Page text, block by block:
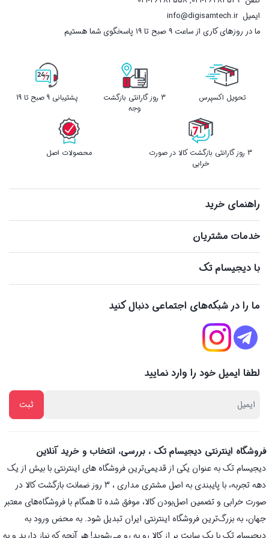
ایمیلinfo@digisamtech.ir
ما در روزهای کاری از ساعت ۹ صبح تا ۱۹ پاسخگوی شما هستیم
تحویل اکسپرس
3 روز گارانتی بازگشت
وجه
پشتیبانی 9 صبح تا 19
3 روز گارانتی بازگشت کالا در صورت
خرابی
محصولات اصل
راهنمای خرید
خدمات مشتریان
با دیجیسام تک
ما را در شبکه‌های اجتماعی دنبال کنید
لطفا ایمیل خود را وارد نمایید
فروشگاه اینترنتی دیجیسام تک ، بررسی، انتخاب و خرید آنلاین
دیجیسام تک به عنوان یکی از قدیمی‌ترین فروشگاه های اینترنتی با بیش از یک
دهه تجربه، با پایبندی به اصل مشتری مداری ، 3 روز ضمانت بازگشت کالا در
صورت خرابی و تضمین اصل‌بودن کالا، موفق شده تا همگام با فروشگاه‌های معتبر
جهان، به بزرگ‌ترین فروشگاه اینترنتی ایران تبدیل شود. به محض ورود به